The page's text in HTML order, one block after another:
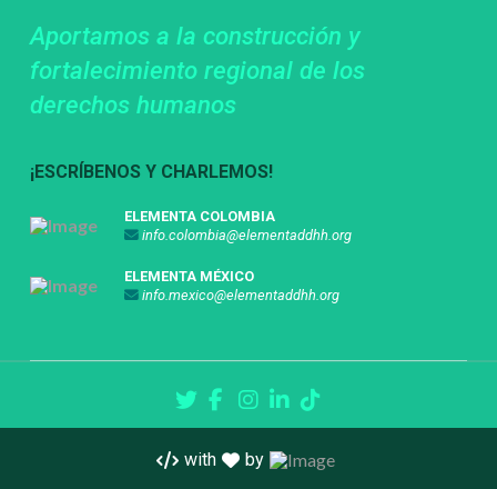
Aportamos a la construcción y
fortalecimiento regional de los
derechos humanos
¡ESCRÍBENOS Y CHARLEMOS!
ELEMENTA COLOMBIA
info.colombia@elementaddhh.org
ELEMENTA MÉXICO
info.mexico@elementaddhh.org
with by